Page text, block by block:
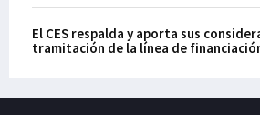
El CES respalda y aporta sus
tramitación de la línea de